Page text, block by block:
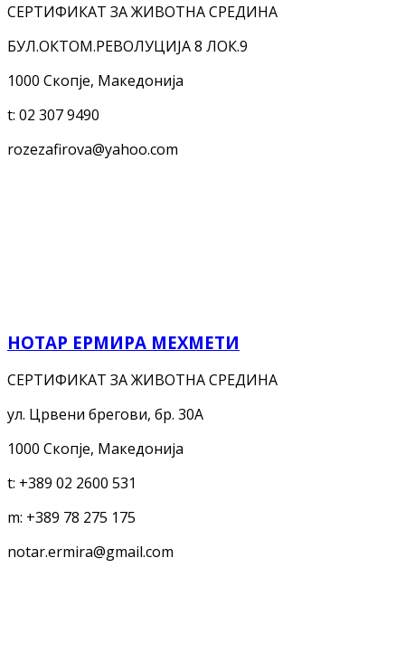
СЕРТИФИКАТ ЗА ЖИВОТНА СРЕДИНА
БУЛ.ОКТОМ.РЕВОЛУЦИЈА 8 ЛОК.9
1000 Скопје, Македонија
t: 02 307 9490
rozezafirova@yahoo.com
НОТАР ЕРМИРА МЕХМЕТИ
СЕРТИФИКАТ ЗА ЖИВОТНА СРЕДИНА
ул. Црвени брегови, бр. 30A
1000 Скопје, Македонија
t: +389 02 2600 531
m: +389 78 275 175
notar.ermira@gmail.com